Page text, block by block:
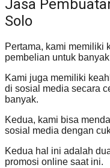
Jasa
Solo
Pertama, kami memiliki
pembelian untuk
Kami juga memiliki
di sosial media secara
banyak.
Kedua, kami bisa
sosial media dengan
Kedua hal ini adalah
promosi online saat ini.